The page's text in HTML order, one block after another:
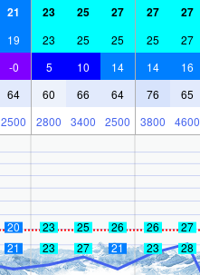
21 23 25 27 27 27
19 23 25 25 25 27
-0 5 10 14 14 16
64 60 66 64 76 65
2500 2800 3400 2500 3800 4600
20 23 25 26 26 27
21 23 27 21 23 28